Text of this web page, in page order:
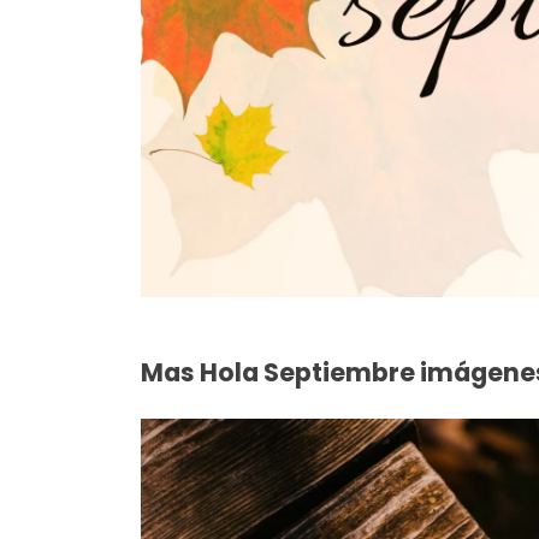
Mas Hola Septiembre